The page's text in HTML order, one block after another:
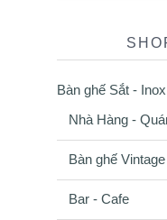
Bàn ghế Sắt - Inox
Nhà Hàng -
Bàn ghế Vintage
Bar - Cafe